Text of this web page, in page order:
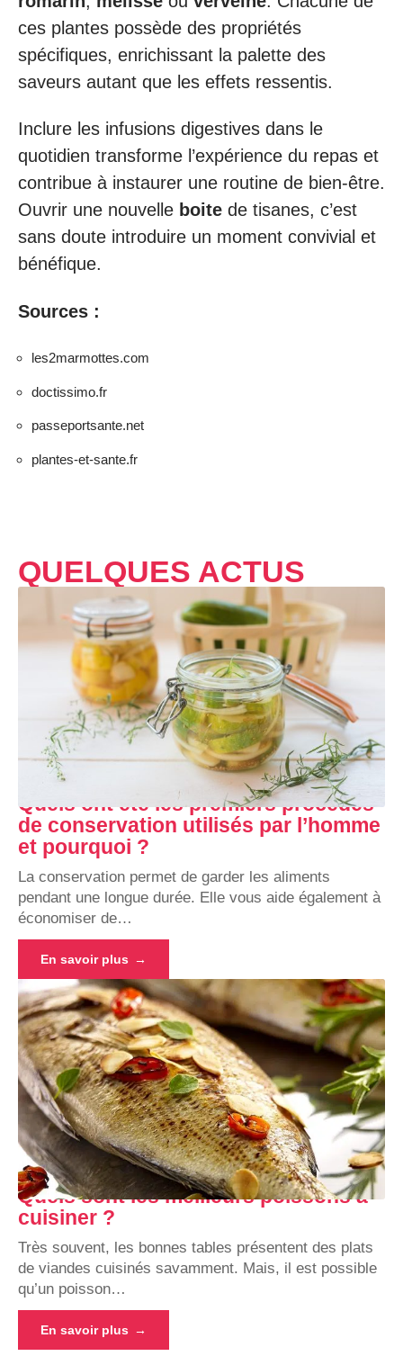
ces plantes possède des propriétés
spécifiques, enrichissant la palette des
saveurs autant que les effets ressentis.
Inclure les infusions digestives dans le
quotidien transforme l’expérience du repas et
contribue à instaurer une routine de bien-être.
Ouvrir une nouvelle boite de tisanes, c’est
sans doute introduire un moment convivial et
bénéfique.
Sources :
les2marmottes.com
doctissimo.fr
passeportsante.net
plantes-et-sante.fr
QUELQUES ACTUS
Quels ont été les premiers procédés
de conservation utilisés par l’homme
et pourquoi ?
La conservation permet de garder les aliments
pendant une longue durée. Elle vous aide également à
économiser de…
En savoir plus
Quels sont les meilleurs poissons à
cuisiner ?
Très souvent, les bonnes tables présentent des plats
de viandes cuisinés savamment. Mais, il est possible
qu’un poisson…
En savoir plus